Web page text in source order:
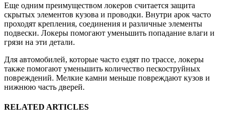
Еще одним преимуществом локеров считается защита
скрытых элементов кузова и проводки. Внутри арок часто
проходят крепления, соединения и различные элементы
подвески. Локеры помогают уменьшить попадание влаги и
грязи на эти детали.
Для автомобилей, которые часто ездят по трассе, локеры
также помогают уменьшить количество пескоструйных
повреждений. Мелкие камни меньше повреждают кузов и
нижнюю часть дверей.
RELATED ARTICLES